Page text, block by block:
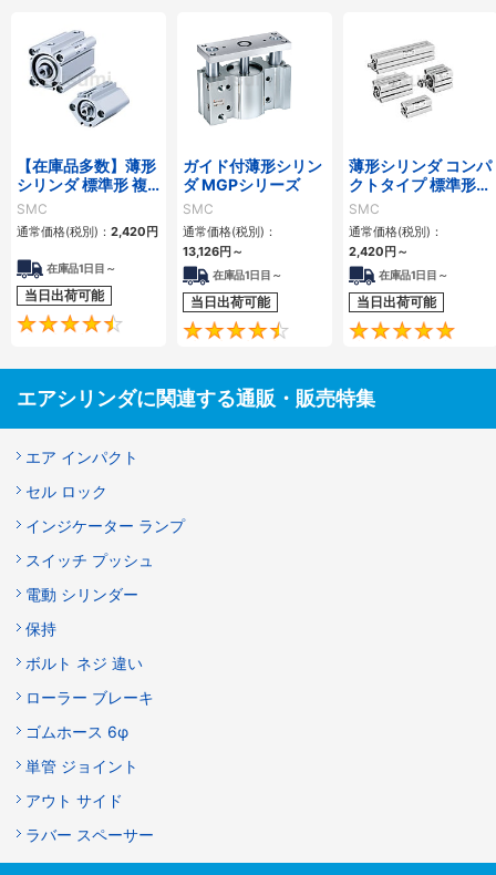
【在庫品多数】薄形
シリンダ 標準形 複
動・片ロッド CQ2
シリーズ
SMC
通常価格(税別)： 2,420 円
在庫品1日目～
当日出荷可能
4.5
ガイド付薄形シリン
ダ MGPシリーズ
SMC
通常価格(税別)：
13,126円 ～
在庫品1日目～
当日出荷可能
4.6
薄形シリンダ コンパ
クトタイプ 標準形
複動 片ロッド CQS
シリーズ
SMC
通常価格(税別)：
2,420 円 ～
在庫品1日目～
当日出荷可能
エアシリンダに関連する通販・販売特集
エア インパクト
セル ロック
インジケーター ランプ
スイッチ プッシュ
電動 シリンダー
保持
ボルト ネジ 違い
ローラー ブレーキ
ゴムホース 6φ
単管 ジョイント
アウト サイド
ラバー スペーサー